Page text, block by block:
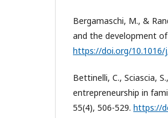
Bergamaschi, M., &
and the development
https://doi.org/10.1016/
Bettinelli, C., Sciascia,
entrepreneurship in
55(4), 506-529. https://